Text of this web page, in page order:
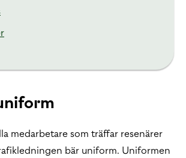
medarbetare som träffar resenärer
bär uniform. Uniformen